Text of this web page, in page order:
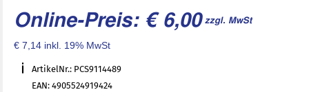
Online-Preis: € 6,00 zzgl. MwSt
€ 7,14 inkl. 19% MwSt
ArtikelNr.: PCS9114489
EAN: 4905524919424